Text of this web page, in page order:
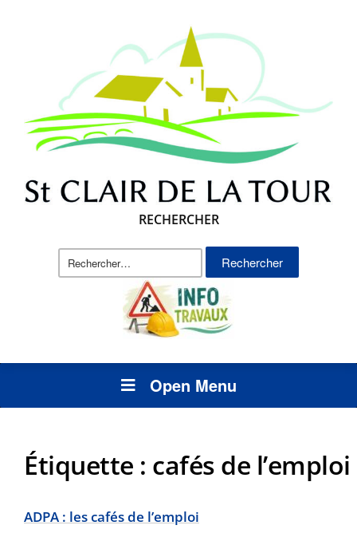
RECHERCHER
Rechercher :
Open Menu
Étiquette : cafés de l’emploi
ADPA : les cafés de l’emploi